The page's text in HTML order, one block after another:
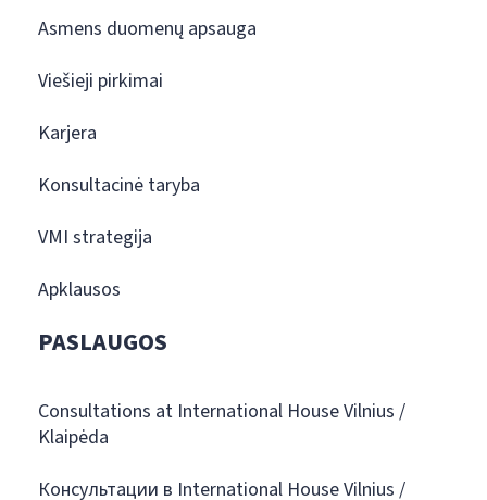
Asmens duomenų apsauga
Viešieji pirkimai
Karjera
Konsultacinė taryba
VMI strategija
Apklausos
PASLAUGOS
Consultations at International House Vilnius /
Klaipėda
Консультации в International House Vilnius /